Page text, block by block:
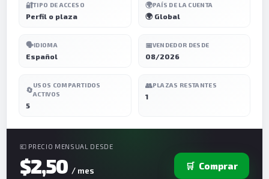
🔐TIPO DE ACCESO
Perfil o plaza
🌍PAÍS DE LA CUENTA
🌍 Global
🗣️IDIOMA
Español
📅VENDEDOR DESDE
08/2026
🔄
USOS COMPARTIDOS
ACTIVOS
5
👥PLAZAS RESTANTES
1
💶 PRECIO MENSUAL DESDE
$2,50 / mes 🛒 Comprar